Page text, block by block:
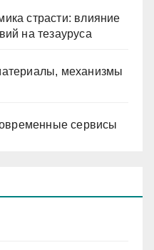
страсти: влияние
на тезауруса
механизмы
сервисы